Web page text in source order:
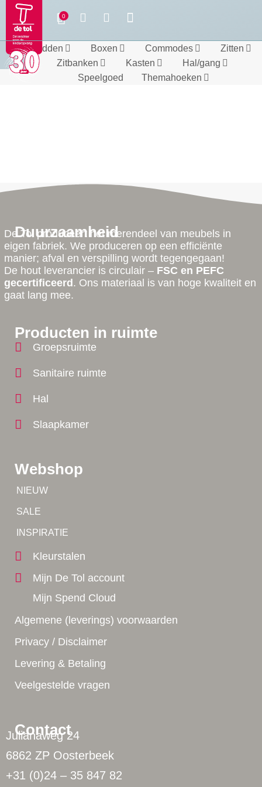
Bedden Boxen Commodes
Zitten
Zitbanken
Kasten
Hal/gang
Speelgoed
Themahoeken
Contact
Julianaweg 24
6862 ZP Oosterbeek
+31 (0)24 – 35 847 82
Webshop
NIEUW
SALE
INSPIRATIE
Kleurstalen
Mijn De Tol account
Mijn Spend Cloud
Algemene (leverings) voorwaarden
Privacy / Disclaimer
Levering & Betaling
Veelgestelde vragen
Producten in ruimte
Groepsruimte
Sanitaire ruimte
Hal
Slaapkamer
Duurzaamheid
De Tol produceert het merendeel van meubels in
eigen fabriek. We produceren op een efficiënte
manier; afval en verspilling wordt tegengegaan!
De hout leverancier is circulair – FSC en PEFC
gecertificeerd . Ons materiaal is van hoge kwaliteit en
gaat lang mee.